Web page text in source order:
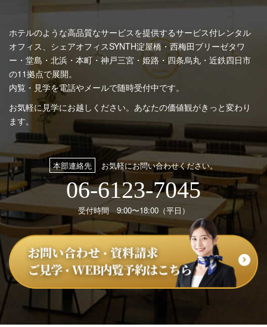
ホテルのような高品質なサービスを提供するサービス付レンタル
オフィス、シェアオフィスSYNTH淀屋橋・西梅田ブリーゼタワ
ー・堂島・北浜・本町・神戸三宮・姫路・四条烏丸・近鉄四日市
の11拠点で展開。
内覧・見学を電話やメールで随時受付中です。
お気軽に見学にお越しください。あなたの価値観がきっと変わり
ます。
本部連絡先 お気軽にお問い合わせください。
06-6123-7045
受付時間 9:00〜18:00（平日）